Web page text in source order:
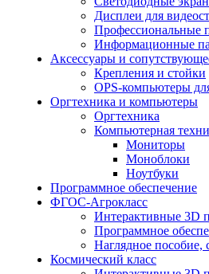
Дисплеи для
Профессиональные
Информационные
Аксессуары и
Крепления и стойки
OPS-компьютеры
Оргтехника и компьютеры
Оргтехника
Компьютерная
Мониторы
Моноблоки
Ноутбуки
Программное обеспечение
ФГОС-Агрокласс
Интерактивные 3D
Программное
Наглядное пособие,
Космический класс